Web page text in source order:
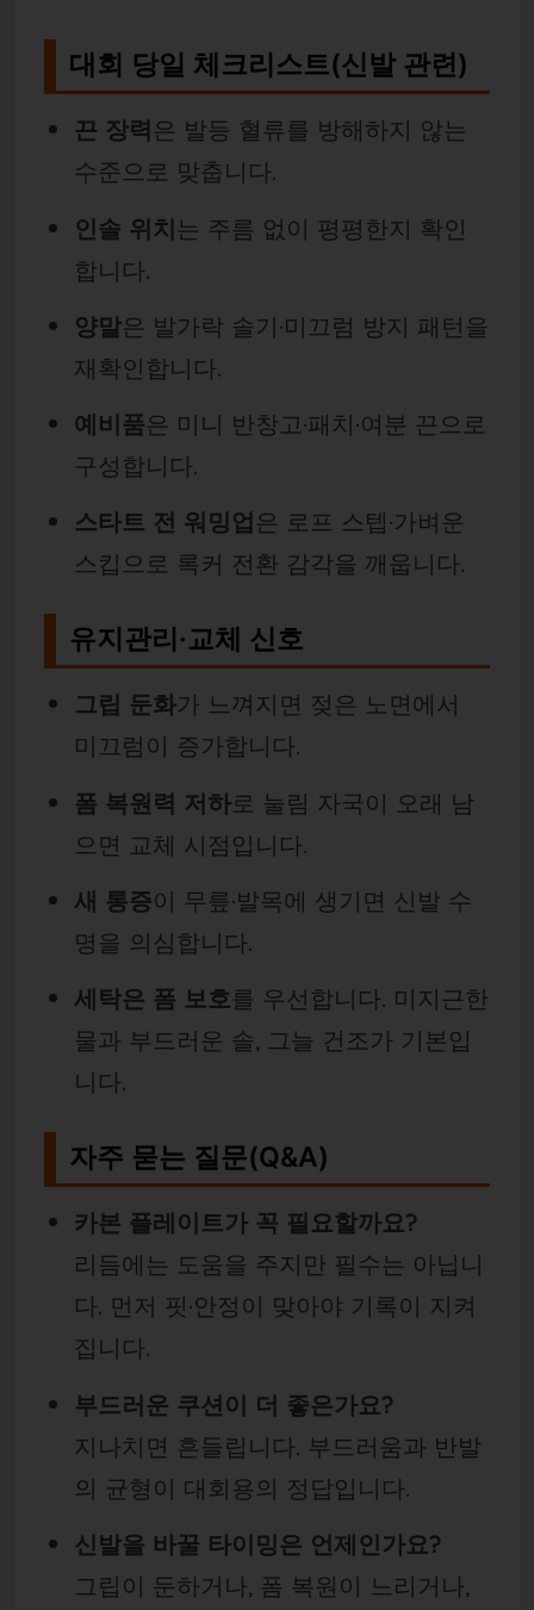
대회 당일 체크리스트(신발 관련)
끈 장력은 발등 혈류를 방해하지 않는
수준으로 맞춥니다.
인솔 위치는 주름 없이 평평한지 확인
합니다.
양말은 발가락 솔기·미끄럼 방지 패턴을
재확인합니다.
예비품은 미니 반창고·패치·여분 끈으로
구성합니다.
스타트 전 워밍업 은 로프 스텝·가벼운
스킵으로 록커 전환 감각을 깨웁니다.
유지관리·교체 신호
그립 둔화가 느껴지면 젖은 노면에서
미끄럼이 증가합니다.
폼 복원력 저하로 눌림 자국이 오래 남
으면 교체 시점입니다.
새 통증이 무릎·발목에 생기면 신발 수
명을 의심합니다.
세탁은 폼 보호를 우선합니다. 미지근한
물과 부드러운 솔, 그늘 건조가 기본입
니다.
자주 묻는 질문(Q&A)
카본 플레이트가 꼭 필요할까요?
리듬에는 도움을 주지만 필수는 아닙니
다. 먼저 핏·안정이 맞아야 기록이 지켜
집니다.
부드러운 쿠션이 더 좋은가요?
지나치면 흔들립니다. 부드러움과 반발
의 균형이 대회용의 정답입니다.
신발을 바꿀 타이밍은 언제인가요?
그립이 둔하거나, 폼 복원이 느리거나,